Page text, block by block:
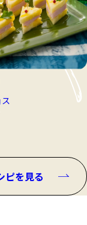
ピを見る